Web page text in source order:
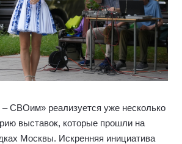
– СВОим» реализуется уже несколько
выставок, которые прошли на
Москвы. Искренняя инициатива